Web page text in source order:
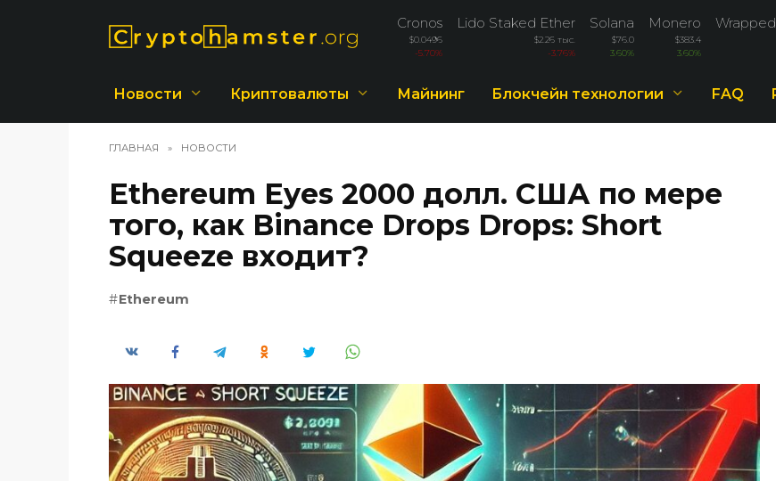
Cronos
$0.0496
-5.70%
Lido Staked Ether
$2.26 тыс.
-3.76%
Solana
$76.0
3.60%
Monero
$383.4
3.60%
Новости Криптовалюты Майнинг Блокчейн технологии FAQ
ГЛАВНАЯ » НОВОСТИ
Ethereum Eyes 2000 долл. США по мере
того, как Binance Drops Drops: Short
Squeeze входит?
Ethereum